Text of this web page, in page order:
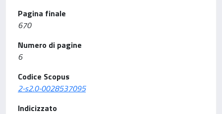
Pagina finale
670
Numero di pagine
6
Codice Scopus
2-s2.0-0028537095
Indicizzato